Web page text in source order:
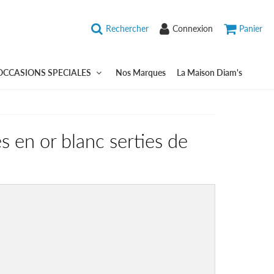
Rechercher Connexion Panier
SPECIALES Nos Marques La Maison Diam's
en or blanc serties de